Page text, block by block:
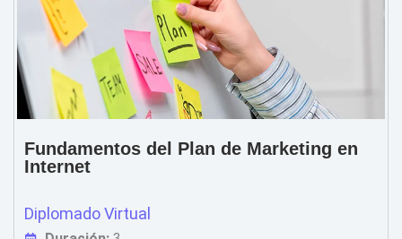
Fundamentos del Plan de Marketing en
Internet
Diplomado Virtual